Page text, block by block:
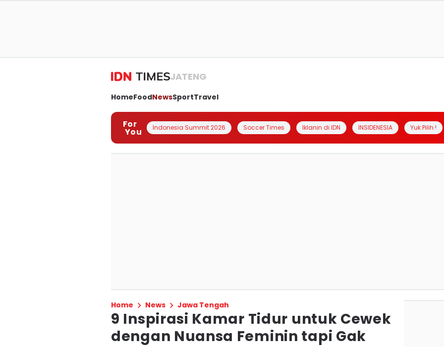
JATENG
HomeFoodNewsSportTravel
For
You Indonesia Summit 2026 Soccer Times Iklanin di IDN INSIDENESIA Yuk Pilih !
Home News Jawa Tengah
9 Inspirasi Kamar Tidur untuk Cewek
dengan Nuansa Feminin tapi Gak